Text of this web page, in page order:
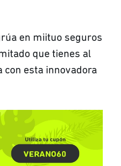
en miituo seguros
que tienes al
con esta innovadora